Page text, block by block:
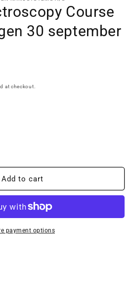
Course
30 september
at checkout.
Add to cart
payment options